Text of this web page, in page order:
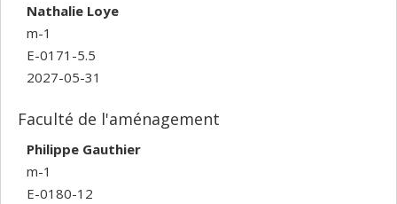
Nathalie Loye
m-1
E-0171-5.5
2027-05-31
Faculté de l'aménagement
Philippe Gauthier
m-1
E-0180-12